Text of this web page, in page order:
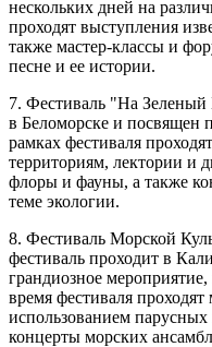
нескольких дней на
проходят выступления
также мастер-классы и
песне и ее истории.
7. Фестиваль "На Зеленый
в Беломорске и посвящен
рамках фестиваля
территориям, лектории и
флоры и фауны, а также
теме экологии.
8. Фестиваль Морской
фестиваль проходит в
грандиозное
время фестиваля
использованием парусных
концерты морских